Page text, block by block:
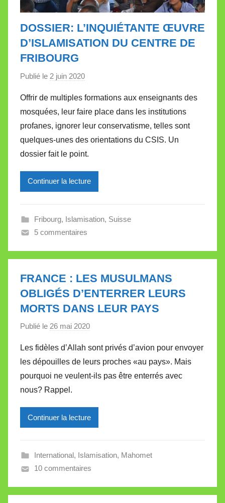
DOSSIER: L’INQUIÉTANTE ŒUVRE
D’ISLAMISATION DU CENTRE DE
FRIBOURG
Publié le 2 juin 2020
r
M
i
r
e
l
l
V
a
l
t
t
e
Offrir de multiples formations aux enseignants des
mosquées, leur faire place dans les institutions
profanes, ignorer leur conservatisme, telles sont
quelques-unes des orientations du CSIS. Un
dossier fait le point.
Continuer la lecture
Fribourg, Islamisation, Suisse
5 commentaires
FRANCE : LES MUSULMANS
OBLIGÉS D’ENTERRER LEURS
MORTS DANS LEUR PAYS
Publié le 26 mai 2020
r
M
i
i
l
e
V
l
Les fidèles d’Allah sont privés d’avion pour envoyer
les dépouilles de leurs proches «au pays». Mais
pourquoi ne veulent-ils pas être enterrés avec
nous? Rappel.
Continuer la lecture
International, Islamisation, Mahomet
10 commentaires